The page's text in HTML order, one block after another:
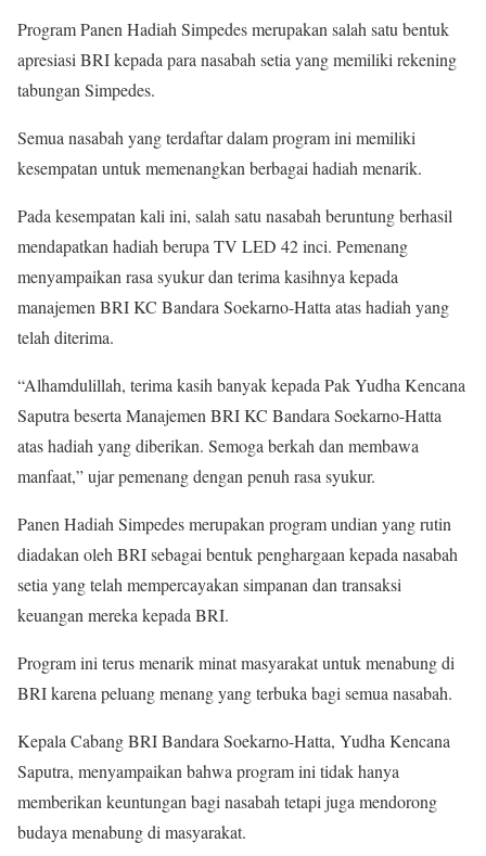
Program Panen Hadiah Simpedes merupakan salah satu bentuk
apresiasi BRI kepada para nasabah setia yang memiliki rekening
tabungan Simpedes.
Semua nasabah yang terdaftar dalam program ini memiliki
kesempatan untuk memenangkan berbagai hadiah menarik.
Pada kesempatan kali ini, salah satu nasabah beruntung berhasil
mendapatkan hadiah berupa TV LED 42 inci. Pemenang
menyampaikan rasa syukur dan terima kasihnya kepada
manajemen BRI KC Bandara Soekarno-Hatta atas hadiah yang
telah diterima.
“Alhamdulillah, terima kasih banyak kepada Pak Yudha Kencana
Saputra beserta Manajemen BRI KC Bandara Soekarno-Hatta
atas hadiah yang diberikan. Semoga berkah dan membawa
manfaat,” ujar pemenang dengan penuh rasa syukur.
Panen Hadiah Simpedes merupakan program undian yang rutin
diadakan oleh BRI sebagai bentuk penghargaan kepada nasabah
setia yang telah mempercayakan simpanan dan transaksi
keuangan mereka kepada BRI.
Program ini terus menarik minat masyarakat untuk menabung di
BRI karena peluang menang yang terbuka bagi semua nasabah.
Kepala Cabang BRI Bandara Soekarno-Hatta, Yudha Kencana
Saputra, menyampaikan bahwa program ini tidak hanya
memberikan keuntungan bagi nasabah tetapi juga mendorong
budaya menabung di masyarakat.